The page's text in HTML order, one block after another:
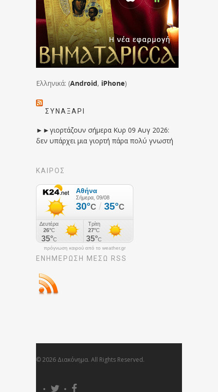
Ελληνικά: (Android, iPhone)
ΣΥΝΑΞΆΡΙ
►►γιορτάζουν σήμερα Κυρ 09 Αυγ 2026:
δεν υπάρχει μια γιορτή πάρα πολύ γνωστή
ΚΑΙΡΟΣ
πρόγνωση καιρού από το weather.gr
ΕΝΗΜΈΡΩΣΉ ΜΕΣΩ RSS
© 2026 Διακόνημα. All Rights Reserved.